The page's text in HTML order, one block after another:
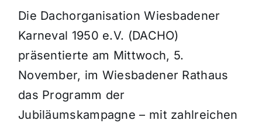
Die Dachorganisation Wiesbadener
Karneval 1950 e.V. (DACHO)
präsentierte am Mittwoch, 5.
November, im Wiesbadener Rathaus
das Programm der
Jubiläumskampagne – mit zahlreichen